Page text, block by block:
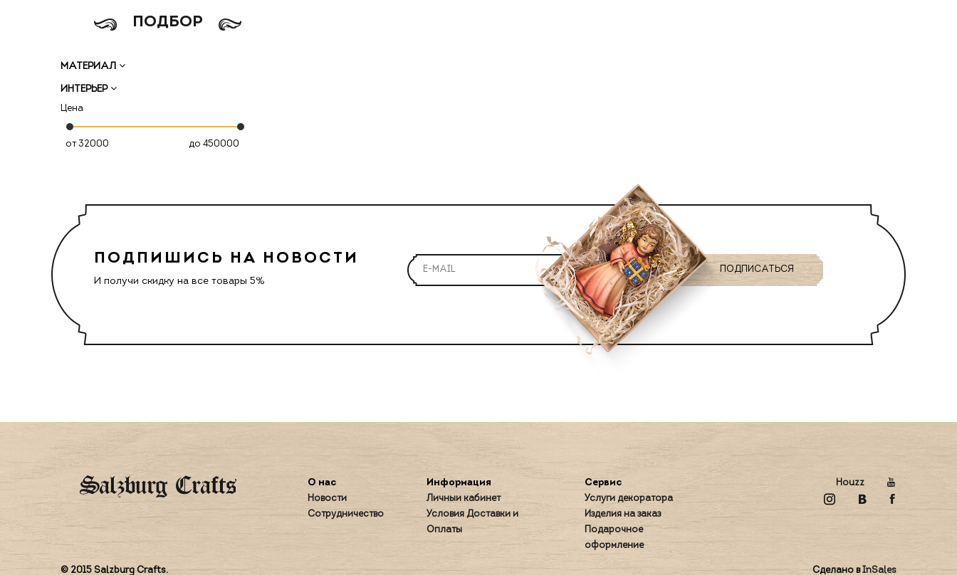
ПОДБОР
МАТЕРИАЛ
ИНТЕРЬЕР
Цена
от до
ПОДПИШИСЬ НА НОВОСТИ
И получи скидку на все товары 5%
О нас
Новости
Сотрудничество
Информация
Личный кабинет
Условия Доставки и
Оплаты
Сервис
Услуги декоратора
Изделия на заказ
Подарочное
оформление
Houzz
© 2015 Salzburg Crafts. Сделано вInSales